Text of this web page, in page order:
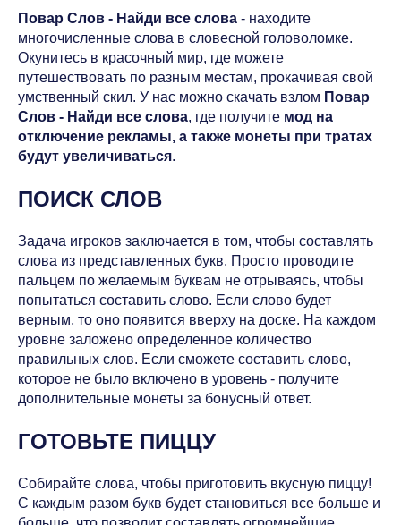
Повар Слов - Найди все слова - находите
многочисленные слова в словесной головоломке.
Окунитесь в красочный мир, где можете
путешествовать по разным местам, прокачивая свой
умственный скил. У нас можно скачать взлом Повар
Слов - Найди все слова, где получите мод на
отключение рекламы, а также монеты при тратах
будут увеличиваться.
ПОИСК СЛОВ
Задача игроков заключается в том, чтобы составлять
слова из представленных букв. Просто проводите
пальцем по желаемым буквам не отрываясь, чтобы
попытаться составить слово. Если слово будет
верным, то оно появится вверху на доске. На каждом
уровне заложено определенное количество
правильных слов. Если сможете составить слово,
которое не было включено в уровень - получите
дополнительные монеты за бонусный ответ.
ГОТОВЬТЕ ПИЦЦУ
Собирайте слова, чтобы приготовить вкусную пиццу!
С каждым разом букв будет становиться все больше и